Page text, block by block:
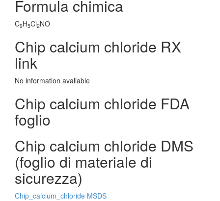
Formula chimica
C9H5Cl2NO
Chip calcium chloride RX
link
No information avaliable
Chip calcium chloride FDA
foglio
Chip calcium chloride DMS
(foglio di materiale di
sicurezza)
Chip_calcium_chloride MSDS